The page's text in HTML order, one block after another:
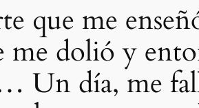
que me
dolió y
Un día, me